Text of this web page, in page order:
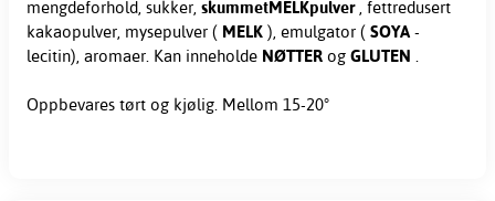
mengdeforhold, sukker, skummetMELKpulver, fettredusert
kakaopulver, mysepulver ( MELK ), emulgator ( SOYA -
lecitin), aromaer. Kan inneholde NØTTER og GLUTEN .
Oppbevares tørt og kjølig. Mellom 15-20°